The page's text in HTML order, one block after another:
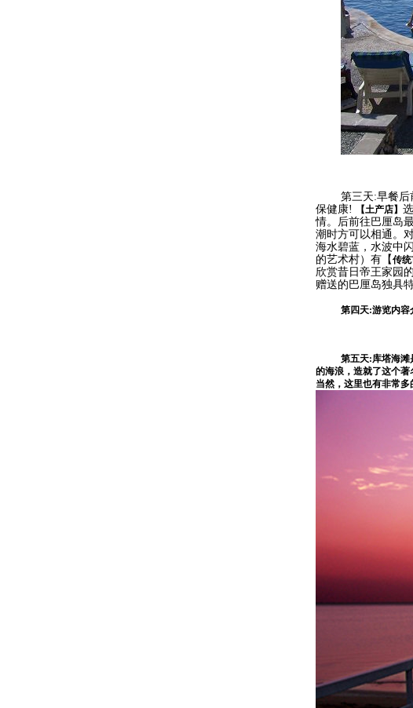
第三天:早餐后
保健康! 【土产店】
情。 后前往巴厘岛
潮时方可以相通。
海水碧蓝，水波中
的艺术村）有【传统
欣赏昔日帝王家园
赠送的巴厘岛独具
第四天:游览内容
第五天:库塔海滩
的海浪，造就了这个著
当然，这里也有非常